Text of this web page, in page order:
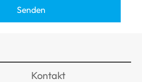
Senden
Kontakt